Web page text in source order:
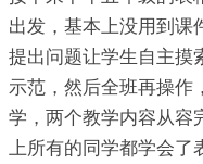
出发，基本上没用到课
提出问题让学生自主摸
示范，然后全班再操作
学，两个教学内容从容
上所有的同学都学会了